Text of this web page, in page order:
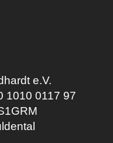
e.V.
1010 0117 97